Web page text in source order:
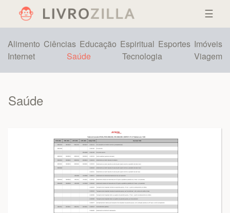
☰
Alimento Ciências Educação Espiritual Esportes Imóveis
Internet
Saúde Tecnologia Viagem
Saúde